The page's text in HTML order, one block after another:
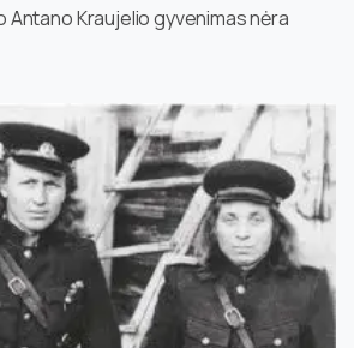
Antano Kraujelio gyvenimas nėra